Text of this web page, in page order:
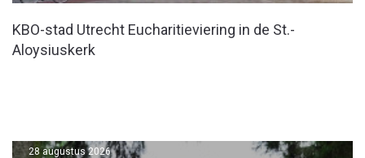
KBO-stad Utrecht Eucharitieviering in de St.-
Aloysiuskerk
28 augustus 2026